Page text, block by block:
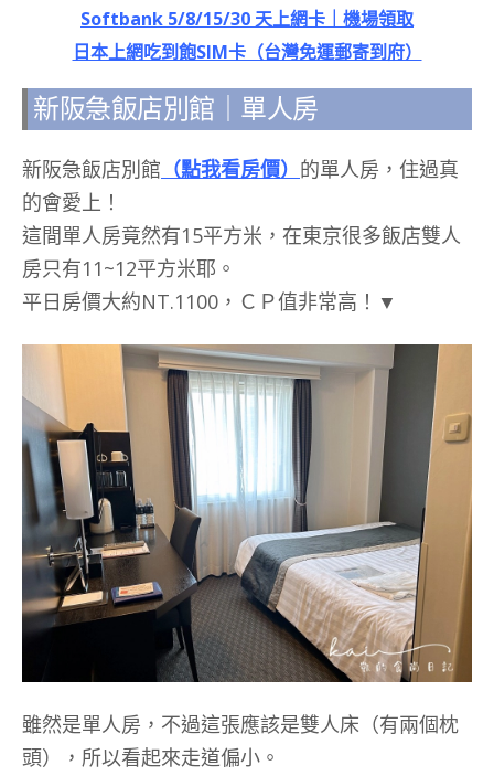
Softbank 5/8/15/30 天上網卡｜機場領取
日本上網吃到飽SIM卡（台灣免運郵寄到府）
新阪急飯店別館｜單人房
新阪急飯店別館 （點我看房價） 的單人房，住過真
的會愛上！
這間單人房竟然有15平方米，在東京很多飯店雙人
房只有11~12平方米耶。
平日房價大約NT.1100，ＣＰ值非常高！▼
雖然是單人房，不過這張應該是雙人床（有兩個枕
頭），所以看起來走道偏小。